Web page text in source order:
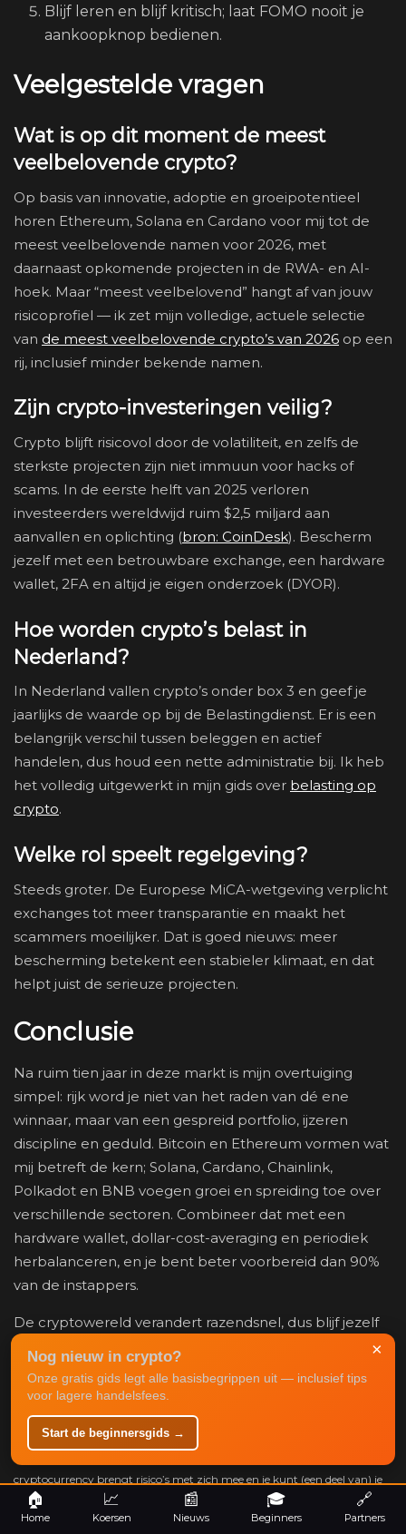
Blijf leren en blijf kritisch; laat FOMO nooit je
aankoopknop bedienen.
Veelgestelde vragen
Wat is op dit moment de meest
veelbelovende crypto?
Op basis van innovatie, adoptie en groeipotentieel
horen Ethereum, Solana en Cardano voor mij tot de
meest veelbelovende namen voor 2026, met
daarnaast opkomende projecten in de RWA- en AI-
hoek. Maar “meest veelbelovend” hangt af van jouw
risicoprofiel — ik zet mijn volledige, actuele selectie
van de meest veelbelovende crypto’s van 2026 op een
rij, inclusief minder bekende namen.
Zijn crypto-investeringen veilig?
Crypto blijft risicovol door de volatiliteit, en zelfs de
sterkste projecten zijn niet immuun voor hacks of
scams. In de eerste helft van 2025 verloren
investeerders wereldwijd ruim $2,5 miljard aan
aanvallen en oplichting (bron: CoinDesk). Bescherm
jezelf met een betrouwbare exchange, een hardware
wallet, 2FA en altijd je eigen onderzoek (DYOR).
Hoe worden crypto’s belast in
Nederland?
In Nederland vallen crypto’s onder box 3 en geef je
jaarlijks de waarde op bij de Belastingdienst. Er is een
belangrijk verschil tussen beleggen en actief
handelen, dus houd een nette administratie bij. Ik heb
het volledig uitgewerkt in mijn gids over belasting op
crypto.
Welke rol speelt regelgeving?
Steeds groter. De Europese MiCA-wetgeving verplicht
exchanges tot meer transparantie en maakt het
scammers moeilijker. Dat is goed nieuws: meer
bescherming betekent een stabieler klimaat, en dat
helpt juist de serieuze projecten.
Conclusie
Na ruim tien jaar in deze markt is mijn overtuiging
simpel: rijk word je niet van het raden van dé ene
winnaar, maar van een gespreid portfolio, ijzeren
discipline en geduld. Bitcoin en Ethereum vormen wat
mij betreft de kern; Solana, Cardano, Chainlink,
Polkadot en BNB voegen groei en spreiding toe over
verschillende sectoren. Combineer dat met een
hardware wallet, dollar-cost-averaging en periodiek
herbalanceren, en je bent beter voorbereid dan 90%
van de instappers.
De cryptowereld verandert razendsnel, dus blijf jezelf
en analyses, en investeer met een plan in plaats van
met je onderbuik.
Disclaimer:Niks op deze website is financieel advies. Investeren in
cryptocurrency brengt risico’s met zich mee en je kunt (een deel van) je
inleg verliezen. Doe altijd je eigen onderzoek (DYOR) en investeer nooit
🏠
Home
📈
Koersen
📰
Nieuws
🎓
Beginners
🔗
Partners
×
Nog nieuw in crypto?
Onze gratis gids legt alle basisbegrippen uit — inclusief tips
voor lagere handelsfees.
Start de beginnersgids →